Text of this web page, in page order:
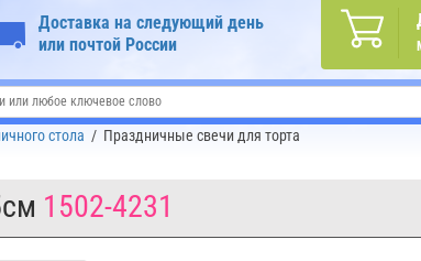
Доставка на следующий день
или почтой России
стола / Праздничные свечи для торта
1502-4231